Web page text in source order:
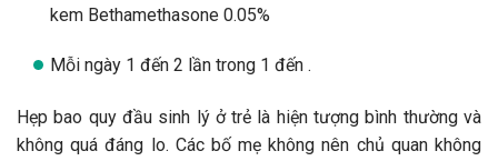
kem Bethamethasone 0.05%
Mỗi ngày 1 đến 2 lần trong 1 đến .
Hẹp bao quy đầu sinh lý ở trẻ là hiện tượng bình thường và
không quá đáng lo. Các bố mẹ không nên chủ quan không